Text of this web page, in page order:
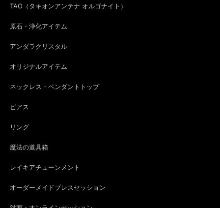
TAO（タキオンアンテナ オルゴナイト）
原石・浄化アイテム
アンダラクリスタル
オリジナルアイテム
ネックレス・ペンダントトップ
ピアス
リング
魔法の道具箱
レイキアチューンメント
オーダーメイドブレスセッション